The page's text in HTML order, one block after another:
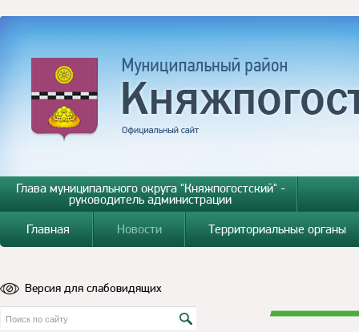
Глава муниципального округа "Княжпогостский" -
руководитель администрации
Главная
Новости Территориальные органы
Версия для слабовидящих